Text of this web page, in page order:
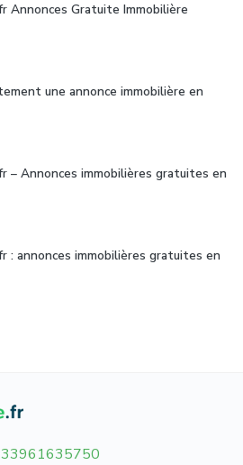
Annonces Gratuite Immobilière
une annonce immobilière en
– Annonces immobilières gratuites en
: annonces immobilières gratuites en